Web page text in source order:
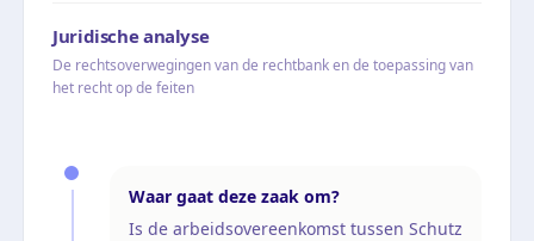
Juridische analyse
De rechtsoverwegingen van de rechtbank en de toepassing van
het recht op de feiten
Waar gaat deze zaak om?
Is de arbeidsovereenkomst tussen Schutz